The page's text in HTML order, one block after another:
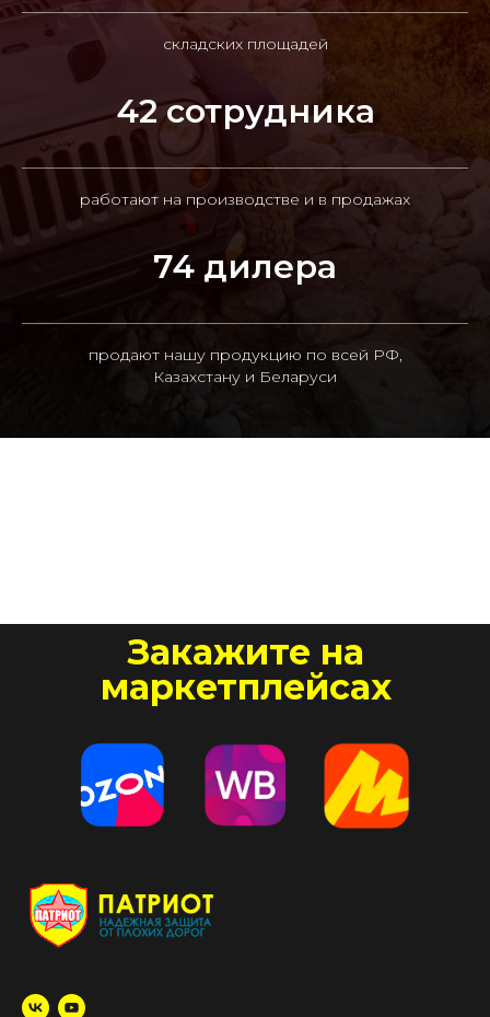
складских площадей
42 сотрудника
работают на производстве и в продажах
74 дилера
продают нашу продукцию по всей РФ,
Казахстану и Беларуси
Закажите на
маркетплейсах